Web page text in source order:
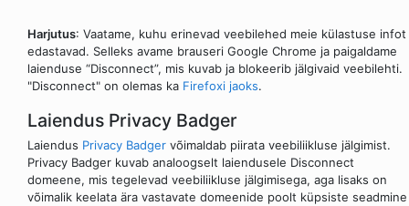
Harjutus: Vaatame, kuhu erinevad veebilehed meie külastuse infot
edastavad. Selleks avame brauseri Google Chrome ja paigaldame
laienduse “Disconnect”, mis kuvab ja blokeerib jälgivaid veebilehti.
"Disconnect" on olemas ka Firefoxi jaoks.
Laiendus Privacy Badger
Laiendus Privacy Badger võimaldab piirata veebiliikluse jälgimist.
Privacy Badger kuvab analoogselt laiendusele Disconnect
domeene, mis tegelevad veebiliikluse jälgimisega, aga lisaks on
võimalik keelata ära vastavate domeenide poolt küpsiste seadmine